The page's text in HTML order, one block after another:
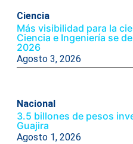
Ciencia
Más visibilidad para la
Ciencia e Ingeniería se
2026
Agosto 3, 2026
Nacional
3.5 billones de pesos
Guajira
Agosto 1, 2026